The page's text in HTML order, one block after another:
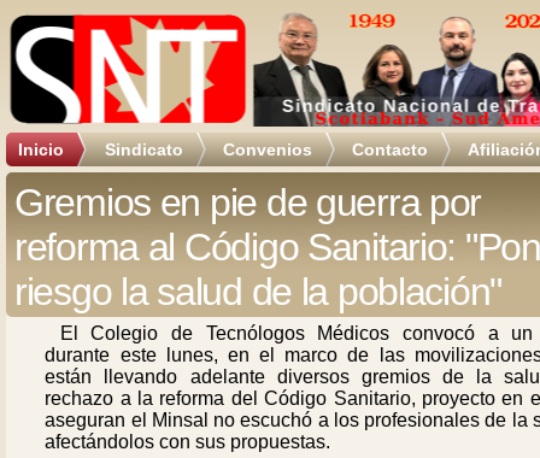
Inicio Sindicato Convenios Contacto
Gremios en pie de guerra por
reforma al Código Sanitario:
riesgo la salud de la población"
El Colegio de Tecnólogos Médicos convocó a un
durante este lunes, en el marco de las
están llevando adelante diversos gremios de la
rechazo a la reforma del Código Sanitario, proyecto en
aseguran el Minsal no escuchó a los profesionales de la
afectándolos con sus propuestas.